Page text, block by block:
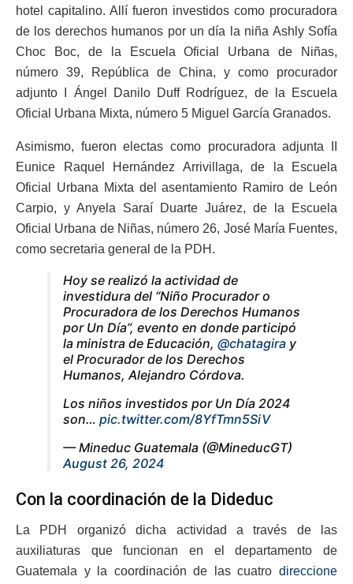
hotel capitalino. Allí fueron investidos como procuradora
de los derechos humanos por un día la niña Ashly Sofía
Choc Boc, de la Escuela Oficial Urbana de Niñas,
número 39, República de China, y como procurador
adjunto I Ángel Danilo Duff Rodríguez, de la Escuela
Oficial Urbana Mixta, número 5 Miguel García Granados.
Asimismo, fueron electas como procuradora adjunta II
Eunice Raquel Hernández Arrivillaga, de la Escuela
Oficial Urbana Mixta del asentamiento Ramiro de León
Carpio, y Anyela Saraí Duarte Juárez, de la Escuela
Oficial Urbana de Niñas, número 26, José María Fuentes,
como secretaria general de la PDH.
Hoy se realizó la actividad de
investidura del “Niño Procurador o
Procuradora de los Derechos Humanos
por Un Día”, evento en donde participó
la ministra de Educación, @chatagira y
el Procurador de los Derechos
Humanos, Alejandro Córdova.
Los niños investidos por Un Día 2024
son… pic.twitter.com/8YfTmn5SiV
— Mineduc Guatemala (@MineducGT)
August 26, 2024
Con la coordinación de la Dideduc
La PDH organizó dicha actividad a través de las
auxiliaturas que funcionan en el departamento de
Guatemala y la coordinación de las cuatro direccione